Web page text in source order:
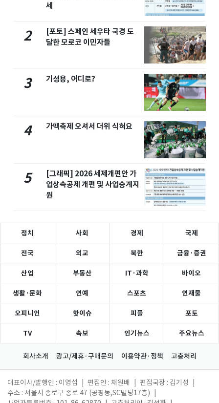
세
2
[포토] 스페인 세우타 국경 도
달한 모로코 이민자들
3 기성용, 어디로?
4 가맥축제 오셔서 더위 식혀요
5
[그래픽] 2026 세제개편안 가
업상속공제 개편 및 사업승계지
원
정치 사회 경제 국제
전국 외교 북한 금융·증권
산업 부동산 IT·과학 바이오
생활·문화 연예 스포츠 연재물
오피니언 핫이슈 피플 포토
TV 속보 인기뉴스 주요뉴스
회사소개 광고/제휴·구매문의 이용약관·정책 고충처리
대표이사/발행인 : 이영섭 편집인 : 채원배 편집국장 : 김기성
주소 : 서울시 종로구 종로 47 (공평동,SC빌딩17층)